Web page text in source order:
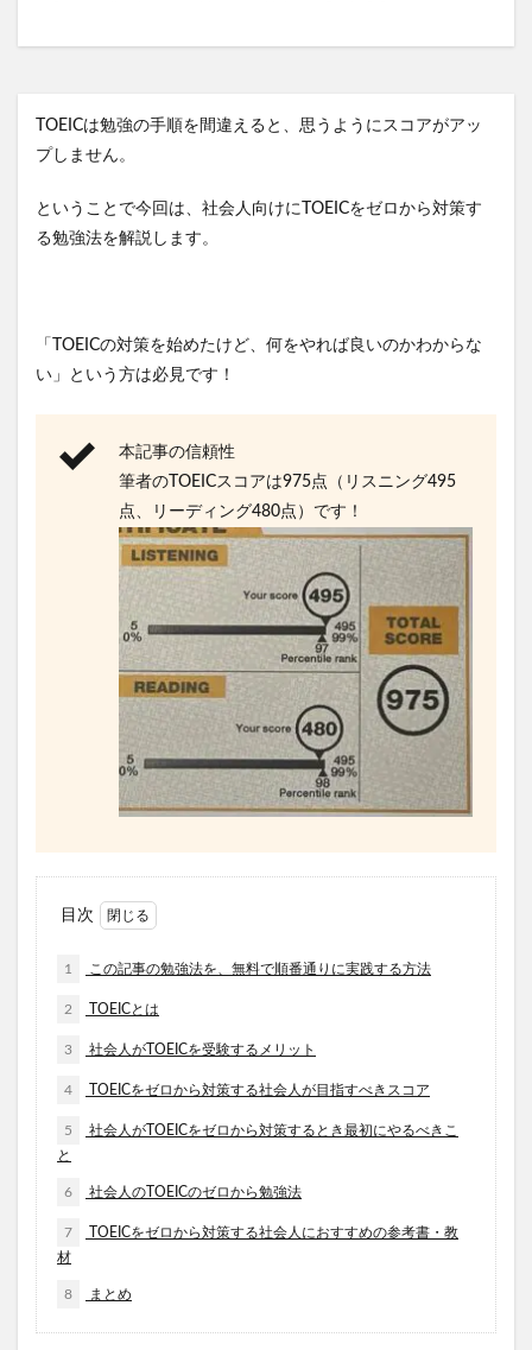
TOEICは勉強の手順を間違えると、思うようにスコアがアッ
プしません。
ということで今回は、社会人向けにTOEICをゼロから対策す
る勉強法を解説します。
「TOEICの対策を始めたけど、何をやれば良いのかわからな
い」という方は必見です！
本記事の信頼性
筆者のTOEICスコアは975点（リスニング495
点、リーディング480点）です！
目次
1 この記事の勉強法を、無料で順番通りに実践する方法
2 TOEICとは
3 社会人がTOEICを受験するメリット
4 TOEICをゼロから対策する社会人が目指すべきスコア
5
社会人がTOEICをゼロから対策するとき最初にやるべきこ
と
6 社会人のTOEICのゼロから勉強法
7
TOEICをゼロから対策する社会人におすすめの参考書・教
材
8 まとめ